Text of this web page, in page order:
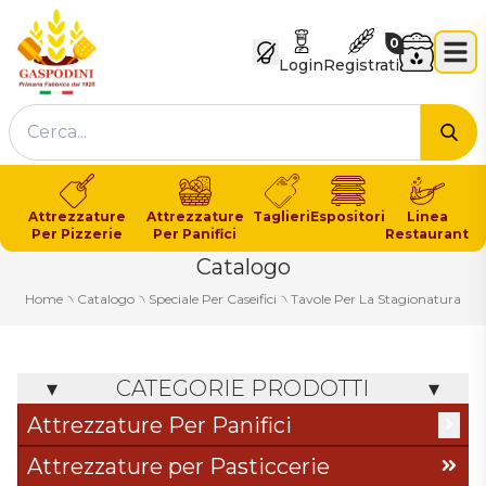
LoginRegistrati
Carrello
0
Attrezzature
Per Pizzerie
Attrezzature
Per Panifici
TaglieriEspositori
Linea
Restaurant
Catalogo
Home ৲ Catalogo ৲ Speciale Per Caseifici ৲ Tavole Per La Stagionatura
CATEGORIE PRODOTTI
Attrezzature Per Panifici
Articoli In Legno
Attrezzature per Pasticcerie